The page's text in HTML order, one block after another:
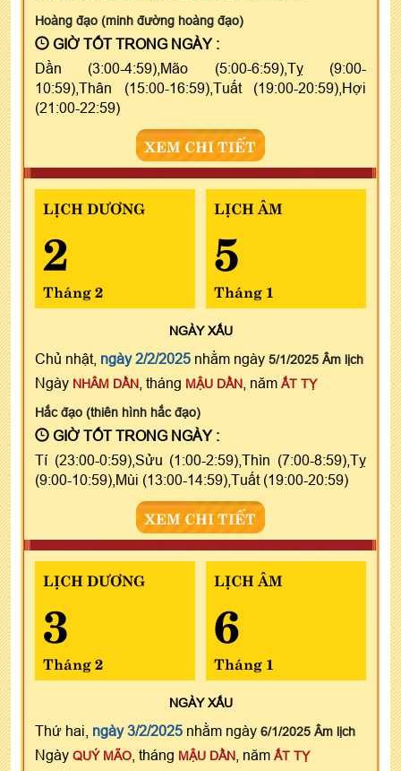
Hoàng đạo (minh đường hoàng đạo)
GIỜ TỐT TRONG NGÀY :
Dần (3:00-4:59),Mão (5:00-6:59),Tỵ (9:00-
10:59),Thân (15:00-16:59),Tuất (19:00-20:59),Hợi
(21:00-22:59)
XEM CHI TIẾT
LỊCH DƯƠNG
2
Tháng 2
LỊCH ÂM
5
Tháng 1
NGÀYXẤU
Chủ nhật, ngày 2/2/2025 nhằm ngày 5/1/2025 Âm lịch
Ngày NHÂM DẦN , tháng MẬU DẦN , năm ẤT TỴ
Hắc đạo (thiên hình hắc đạo)
GIỜ TỐT TRONG NGÀY :
Tí (23:00-0:59),Sửu (1:00-2:59),Thìn (7:00-8:59),Tỵ
(9:00-10:59),Mùi (13:00-14:59),Tuất (19:00-20:59)
XEM CHI TIẾT
LỊCH DƯƠNG
3
Tháng 2
LỊCH ÂM
6
Tháng 1
NGÀYXẤU
Thứ hai, ngày 3/2/2025 nhằm ngày 6/1/2025 Âm lịch
Ngày QUÝ MÃO , tháng MẬU DẦN , năm ẤT TỴ